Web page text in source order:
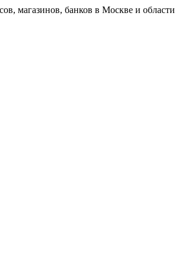
магазинов, банков в Москве и области